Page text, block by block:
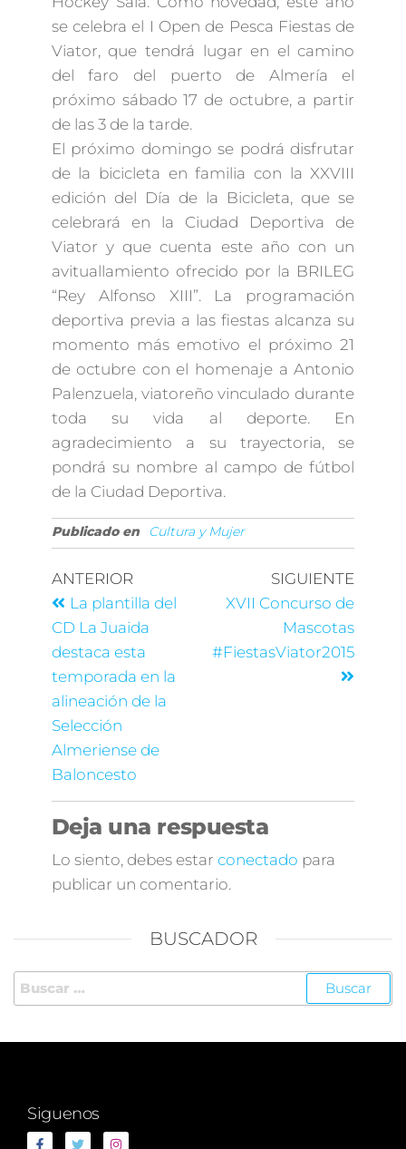
se celebra el I Open de Pesca Fiestas de
Viator, que tendrá lugar en el camino
del faro del puerto de Almería el
próximo sábado 17 de octubre, a partir
de las 3 de la tarde.
El próximo domingo se podrá disfrutar
de la bicicleta en familia con la XXVIII
edición del Día de la Bicicleta, que se
celebrará en la Ciudad Deportiva de
Viator y que cuenta este año con un
avituallamiento ofrecido por la BRILEG
“Rey Alfonso XIII”. La programación
deportiva previa a las fiestas alcanza su
momento más emotivo el próximo 21
de octubre con el homenaje a Antonio
Palenzuela, viatoreño vinculado durante
toda su vida al deporte. En
agradecimiento a su trayectoria, se
pondrá su nombre al campo de fútbol
de la Ciudad Deportiva.
Publicado en Cultura y Mujer
ANTERIOR
La plantilla del
CD La Juaida
destaca esta
temporada en la
alineación de la
Selección
Almeriense de
Baloncesto
SIGUIENTE
XVII Concurso de
Mascotas
#FiestasViator2015
Deja una respuesta
Lo siento, debes estar conectado para
publicar un comentario.
BUSCADOR
Siguenos